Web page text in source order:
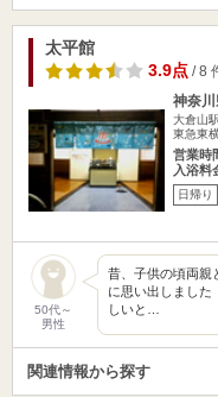
太平館
3.9点/ 8
神奈
大倉山
東急東
営業時
入浴料
日帰り
50代～
男性
昔、子供の頃両親
に思い出しまし
しいと…
関連情報から探す